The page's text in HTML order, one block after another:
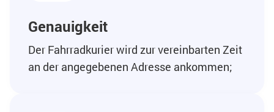
Genauigkeit
Der Fahrradkurier wird zur vereinbarten Zeit
an der angegebenen Adresse ankommen;